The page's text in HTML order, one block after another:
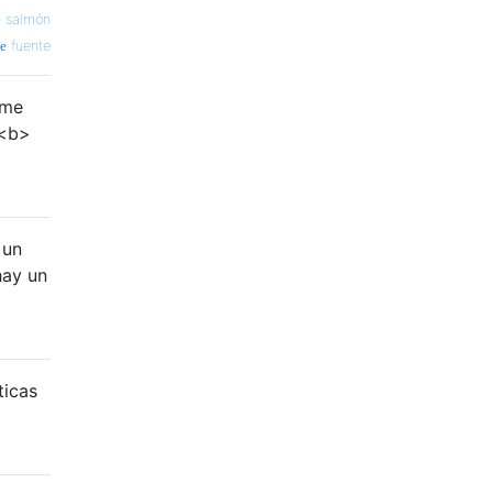
salmón
fuente
un